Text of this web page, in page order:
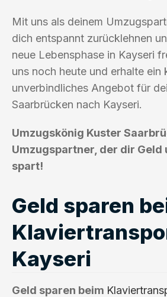
Mit uns als deinem
dich entspannt zurücklehnen
neue Lebensphase in Kayseri
uns noch heute und erhalte ein
unverbindliches Angebot für
Saarbrücken nach Kayseri.
Umzugskönig Kuster
Umzugspartner, der dir Geld
spart!
Geld sparen
Kayseri
Geld sparen beim